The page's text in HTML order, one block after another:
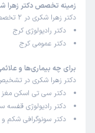
این پزشک را
زمان انتظار:بیش از 90 دقیقه
بارداری که واقعا
علت مراجعه: سونوگرافی
زمینه تخصص دکتر زهرا
دکتر زهرا شکری در 2 تخصص و در 1 شهر فعالیت دارند:
دکتر رادیولوژی کرج
دکتر عمومی کرج
برای چه بیماری‌ها و
دکتر زهرا شکری در تشخیص
دکتر سی تی اسکن
دکتر رادیولوژی قفسه
دکتر سونوگرافی شکم